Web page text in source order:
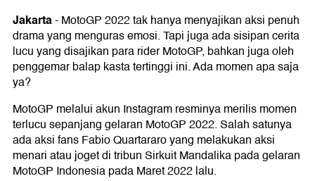
Jakarta-MotoGP 2022 tak hanya menyajikan aksi penuh
drama yang menguras emosi. Tapi juga ada sisipan cerita
lucu yang disajikan para rider MotoGP, bahkan juga oleh
penggemar balap kasta tertinggi ini. Ada momen apa saja
ya?
MotoGP melalui akun Instagram resminya merilis momen
terlucu sepanjang gelaran MotoGP 2022. Salah satunya
ada aksi fans Fabio Quartararo yang melakukan aksi
menari atau joget di tribun Sirkuit Mandalika pada gelaran
MotoGP Indonesia pada Maret 2022 lalu.